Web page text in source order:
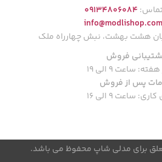
09134806084
info@modlishop.com
هشت بهشت، نبش چهارراه ملک
فروش
ساعت 9 الی 19
پس از فروش
ساعت 9 الی 16
برای مدلی شاپ محفوظ می باشد.